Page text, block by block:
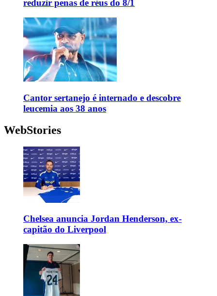
reduzir penas de réus do 8/1
Cantor sertanejo é internado e descobre
leucemia aos 38 anos
WebStories
Chelsea anuncia Jordan Henderson, ex-
capitão do Liverpool